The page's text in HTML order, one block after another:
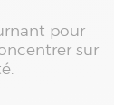
pour
sur